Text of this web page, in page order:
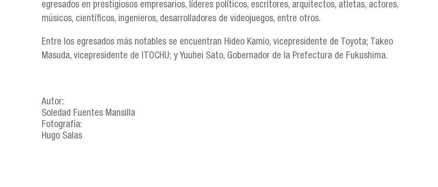
egresados en prestigiosos empresarios, líderes políticos, escritores, arquitectos, atletas, actores,
músicos, científicos, ingenieros, desarrolladores de videojuegos, entre otros.
Entre los egresados más notables se encuentran Hideo Kamio, vicepresidente de Toyota; Takeo
Masuda, vicepresidente de ITOCHU; y Yuuhei Sato, Gobernador de la Prefectura de Fukushima.
Autor:
Soledad Fuentes Mansilla
Fotografía:
Hugo Salas